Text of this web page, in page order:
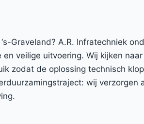
Graveland? A.R. Infratechniek
veilige uitvoering. Wij kijken
zodat de oplossing technisch
wij verzorgen